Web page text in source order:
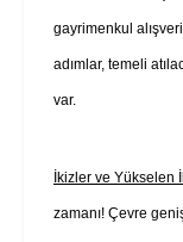
gayrimenkul
adımlar, temeli
var.
İkizler ve Yükselen
zamanı! Çevre